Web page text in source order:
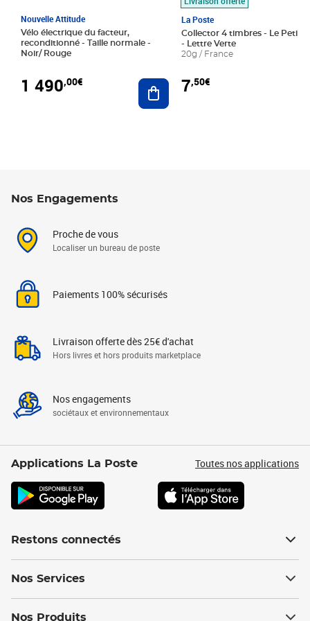
Nouvelle Attitude
Vélo électrique du facteur,
reconditionné - Taille normale -
Noir/ Rouge
1 490,00€ Ajouter au panier
La Poste
Collector 4 timbres - Le Petit
- Lettre Verte
20g / France
7,50€
Nos Engagements
Proche de vous
Localiser un bureau de poste
Paiements 100% sécurisés
Livraison offerte dès 25€ d'achat
Hors livres et hors produits marketplace
Nos engagements
sociétaux et environnementaux
Applications La Poste Toutes nos applications
Restons connectés
Nos Services
Nos Produits